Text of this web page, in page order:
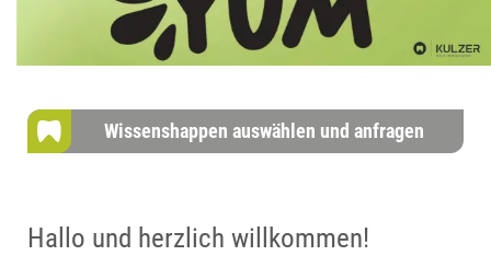
Wissenshappen auswählen und anfragen
Hallo und herzlich willkommen!